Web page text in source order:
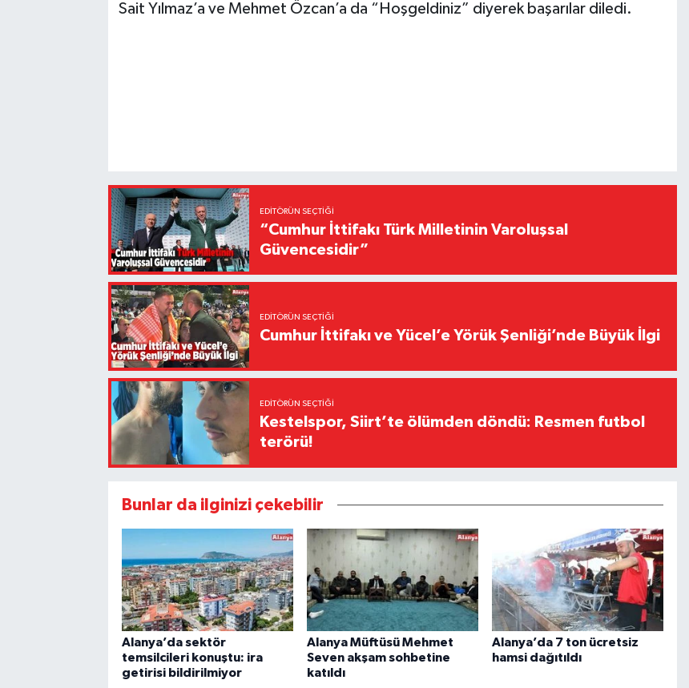
Sait Yılmaz’a ve Mehmet Özcan’a da “Hoşgeldiniz” diyerek başarılar diledi.
EDITÖRÜN SEÇTIĞI
“Cumhur İttifakı Türk Milletinin Varoluşsal
Güvencesidir”
EDITÖRÜN SEÇTIĞI
Cumhur İttifakı ve Yücel’e Yörük Şenliği’nde Büyük İlgi
EDITÖRÜN SEÇTIĞI
Kestelspor, Siirt’te ölümden döndü: Resmen futbol
terörü!
Bunlar da ilginizi çekebilir
Alanya’da sektör
temsilcileri konuştu: ira
getirisi bildirilmiyor
Alanya Müftüsü Mehmet
Seven akşam sohbetine
katıldı
Alanya’da 7 ton ücretsiz
hamsi dağıtıldı